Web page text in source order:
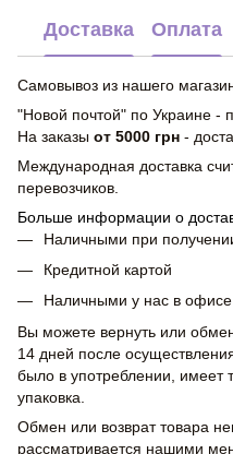
Доставка Оплата
Самовывоз из нашего
"Новой почтой" по Украине -
На заказы от 5000 грн -
Международная доставка
перевозчиков.
Больше информации о
Наличными при
Кредитной картой
Наличными у нас в офисе
Вы можете вернуть или
14 дней после
было в употреблении, имеет
упаковка.
Обмен или возврат товара
рассматривается нашими